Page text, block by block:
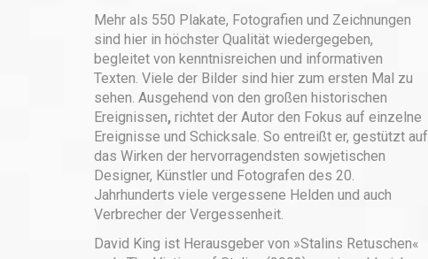
Mehr als 550 Plakate, Fotografien und Zeichnungen
sind hier in höchster Qualität wiedergegeben,
begleitet von kenntnisreichen und informativen
Texten. Viele der Bilder sind hier zum ersten Mal zu
sehen. Ausgehend von den großen historischen
Ereignissen, richtet der Autor den Fokus auf einzelne
Ereignisse und Schicksale. So entreißt er, gestützt auf
das Wirken der hervorragendsten sowjetischen
Designer, Künstler und Fotografen des 20.
Jahrhunderts viele vergessene Helden und auch
Verbrecher der Vergessenheit.
David King ist Herausgeber von »Stalins Retuschen«